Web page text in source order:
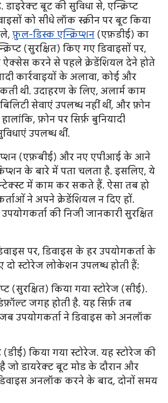
डाइरेक्ट बूट की सुविधा से, एन्क्रिप्ट
को सीधे लॉक स्क्रीन पर बूट किया
फ़ुल-डिस्क एन्क्रिप्शन (एफ़डीई) का
(सुरक्षित) किए गए डिवाइसों पर,
ऐक्सेस करने से पहले क्रेडेंशियल देने होते
कार्रवाइयों के अलावा, कोई और
थी. उदाहरण के लिए, अलार्म काम
सेवाएं उपलब्ध नहीं थीं, और फ़ोन
फ़ोन पर सिर्फ़ बुनियादी
उपलब्ध थीं.
(एफ़बीई) और नए एपीआई के आने
के बारे में पता चलता है. इसलिए, ये
में काम कर सकते हैं. ऐसा तब हो
ने अपने क्रेडेंशियल न दिए हों.
की निजी जानकारी सुरक्षित
पर, डिवाइस के हर उपयोगकर्ता के
स्टोरेज लोकेशन उपलब्ध होती हैं:
(सुरक्षित) किया गया स्टोरेज (सीई).
जगह होती है. यह सिर्फ़ तब
उपयोगकर्ता ने डिवाइस को अनलॉक
(डीई) किया गया स्टोरेज. यह स्टोरेज की
जो डायरेक्ट बूट मोड के दौरान और
अनलॉक करने के बाद, दोनों समय